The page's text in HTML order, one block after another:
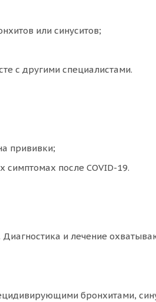
или синуситов;
с другими специалистами.
прививки;
после COVID-19.
и лечение
бронхитами,